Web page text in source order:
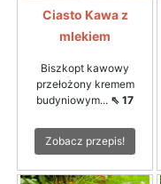
Ciasto Kawa z
mlekiem
Biszkopt kawowy
przełożony kremem
budyniowym... ⇖ 17
Zobacz przepis!